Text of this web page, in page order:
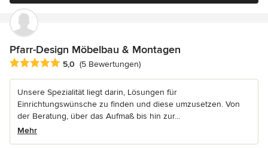
Pfarr-Design Möbelbau & Montagen
Durchschnittliche Bewertung: 5 von 5 Sternen
5,0 (5 Bewertungen)
Unsere Spezialität liegt darin, Lösungen für
Einrichtungswünsche zu finden und diese umzusetzen. Von
der Beratung, über das Aufmaß bis hin zur...
Mehr